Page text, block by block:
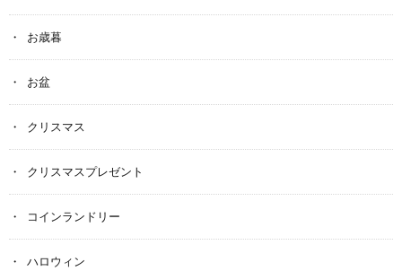
お歳暮
お盆
クリスマス
クリスマスプレゼント
コインランドリー
ハロウィン